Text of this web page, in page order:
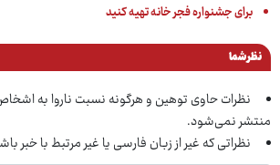
برای جشنواره فجر خانه تهیه کنید
نظر شما
نظرات حاوی توهین و هرگونه نسبت ناروا به
منتشر نمی‌شود.
نظراتی که غیر از زبان فارسی یا غیر مرتبط با